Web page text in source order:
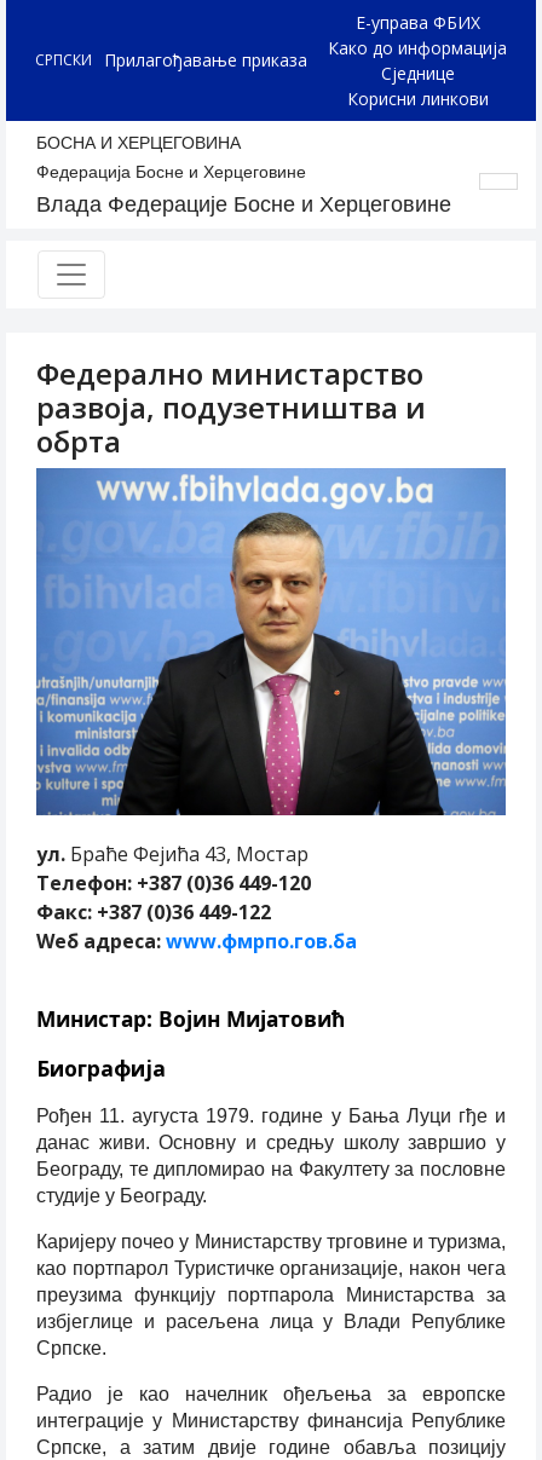
СРПСКИ Прилагођавање приказа
Е-управа ФБИХ
Како до информација
Сједнице
Корисни линкови
БОСНА И ХЕРЦЕГОВИНА
Федерација Босне и Херцеговине
Влада Федерације Босне и Херцеговине
Федерално министарство
развоја, подузетништва и
обрта
ул. Браће Фејића 43, Мостар
Телефон: +387 (0)36 449-120
Факс: +387 (0)36 449-122
Wеб адреса:www.фмрпо.гов.ба
Министар: Војин Мијатовић
Биографија
Рођен 11. аугуста 1979. године у Бања Луци гђе и
данас живи. Основну и средњу школу завршио у
Београду, те дипломирао на Факултету за пословне
студије у Београду.
Каријеру почео у Министарству трговине и туризма,
као портпарол Туристичке организације, након чега
преузима функцију портпарола Министарства за
избјеглице и расељена лица у Влади Републике
Српске.
Радио је као начелник ођељења за европске
интеграције у Министарству финансија Републике
Српске, а затим двије године обавља позицију